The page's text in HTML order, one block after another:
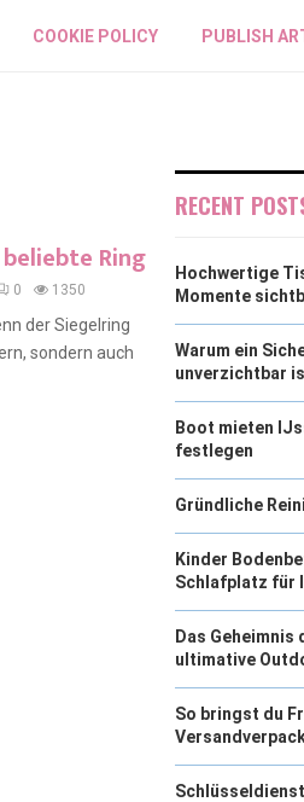
COOKIE POLICY PUBLISH
Ring
0 1350
der Siegelring
sondern auch
RECENT
Hochwertige
Momente
Warum ein
unverzichtbar
Boot mieten
festlegen
Gründliche
Kinder
Schlafplatz für
Das
ultimative
So bringst du